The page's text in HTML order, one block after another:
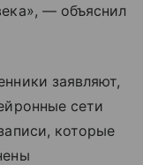
— объяснил
заявляют,
сети
которые